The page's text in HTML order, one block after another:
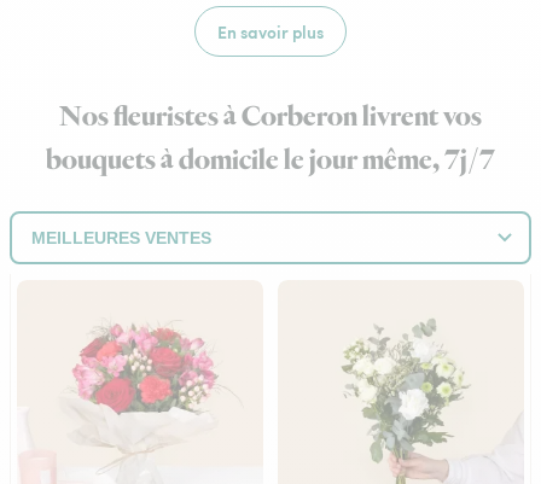
En savoir plus
Nos fleuristes à Corberon livrent vos
bouquets à domicile le jour même, 7j/7